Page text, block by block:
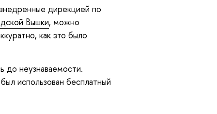
дирекцией по
Вышки, можно
как это было
до неузнаваемости.
использован бесплатный